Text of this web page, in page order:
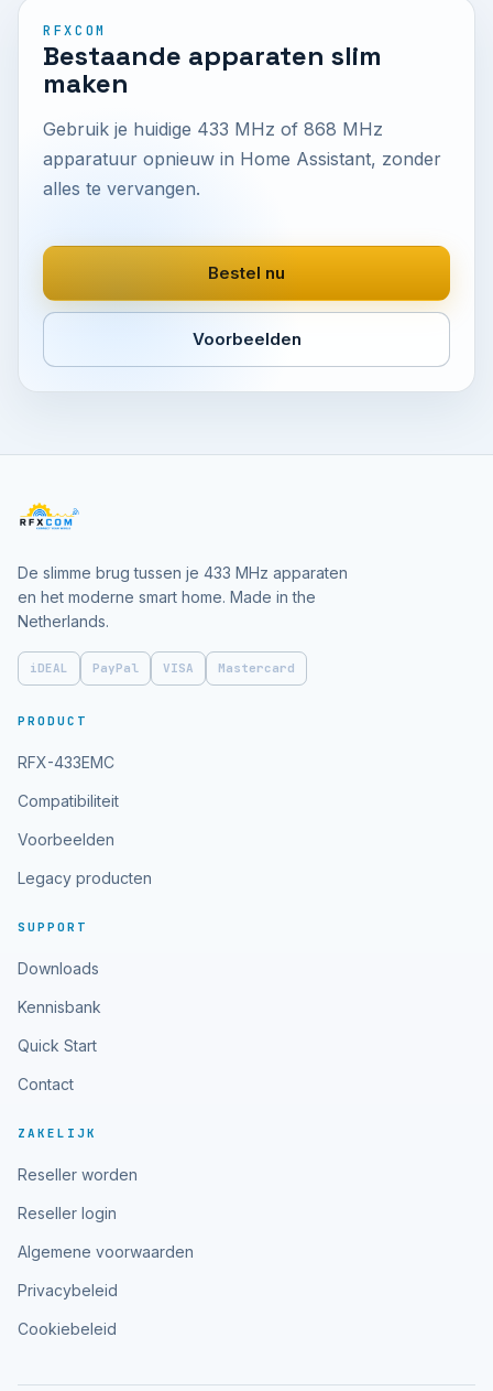
RFXCOM
Bestaande apparaten slim
maken
Gebruik je huidige 433 MHz of 868 MHz
apparatuur opnieuw in Home Assistant, zonder
alles te vervangen.
Bestel nu
Voorbeelden
De slimme brug tussen je 433 MHz apparaten
en het moderne smart home. Made in the
Netherlands.
iDEAL PayPal VISA Mastercard
PRODUCT
RFX-433EMC
Compatibiliteit
Voorbeelden
Legacy producten
SUPPORT
Downloads
Kennisbank
Quick Start
Contact
ZAKELIJK
Reseller worden
Reseller login
Algemene voorwaarden
Privacybeleid
Cookiebeleid